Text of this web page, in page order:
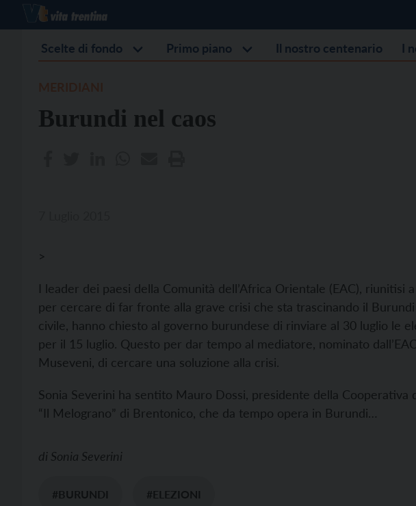
Scelte di fondo Primo piano Il nostro centenario I
Burundi nel caos
>
I leader dei paesi della Comunità dell’Africa Orientale (EAC), riunitisi a
per cercare di far fronte alla grave crisi che sta trascinando il
civile, hanno chiesto al governo burundese di rinviare al 30 luglio le
per il 15 luglio. Questo per dar tempo al mediatore, nominato
Museveni, di cercare una soluzione alla crisi.
Sonia Severini ha sentito Mauro Dossi, presidente della Cooperativa
“Il Melograno” di Brentonico, che da tempo opera in Burundi…
di Sonia Severini
#BURUNDI #ELEZIONI